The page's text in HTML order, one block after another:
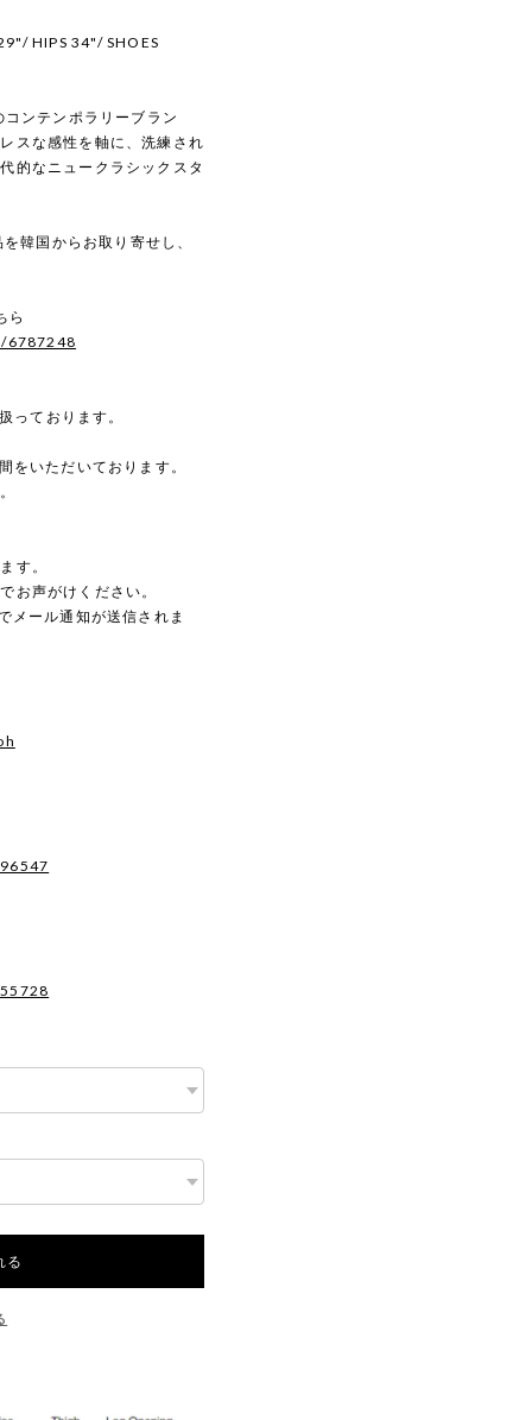
HIPS 34"/ SHOES
ンテンポラリーブラン
スな感性を軸に、洗練され
的なニュークラシックスタ
韓国からお取り寄せし、
ら
6787248
ております。
をいただいております。
す。
お声がけください。
メール通知が送信されま
る